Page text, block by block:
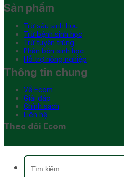
Sản phẩm
Trừ sâu sinh học
Trừ bệnh sinh học
Trừ tuyến trùng
Phân bón sinh học
Hỗ trợ nông nghiệp
Thông tin chung
Về Ecom
Giải đáp
Chính sách
Liên hệ
Theo dõi Ecom
Tìm
kiếm: